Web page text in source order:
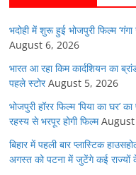
o
k
p
भदोही में शुरू हुई भोजपुरी फिल्म
August 6, 2026
भारत आ रहा किम कार्दशियन का
पहले स्टोर August 5, 2026
भोजपुरी हॉरर फिल्म ‘पिया का घर’
रहस्य से भरपूर होगी फिल्म
बिहार में पहली बार प्लास्टिक
अगस्त को पटना में जुटेंगे कई राज्यों के